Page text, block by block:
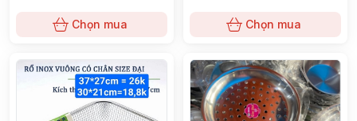
Chọn mua Chọn mua